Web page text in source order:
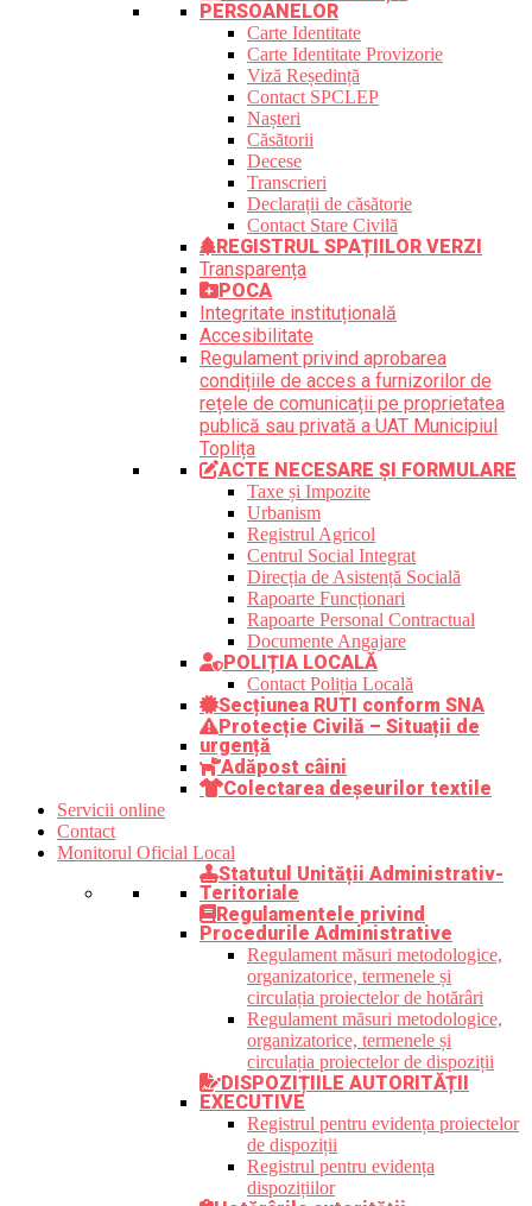
PERSOANELOR
Carte Identitate
Carte Identitate Provizorie
Viză Reședință
Contact SPCLEP
Nașteri
Căsătorii
Decese
Transcrieri
Declarații de căsătorie
Contact Stare Civilă
REGISTRUL SPAȚIILOR VERZI
Transparența
POCA
Integritate instituțională
Accesibilitate
Regulament privind aprobarea
condițiile de acces a furnizorilor de
rețele de comunicații pe proprietatea
publică sau privată a UAT Municipiul
Toplița
ACTE NECESARE ȘI FORMULARE
Taxe și Impozite
Urbanism
Registrul Agricol
Centrul Social Integrat
Direcția de Asistență Socială
Rapoarte Funcționari
Rapoarte Personal Contractual
Documente Angajare
POLIȚIA LOCALĂ
Contact Poliția Locală
Secțiunea RUTI conform SNA
Protecție Civilă – Situații de
urgență
Adăpost câini
Colectarea deșeurilor textile
Servicii online
Contact
Monitorul Oficial Local
Statutul Unității Administrativ-
Teritoriale
Regulamentele privind
Procedurile Administrative
Regulament măsuri metodologice,
organizatorice, termenele și
circulația proiectelor de hotărâri
Regulament măsuri metodologice,
organizatorice, termenele și
circulația proiectelor de dispoziții
DISPOZIȚIILE AUTORITĂȚII
EXECUTIVE
Registrul pentru evidența proiectelor
de dispoziții
Registrul pentru evidența
dispozițiilor